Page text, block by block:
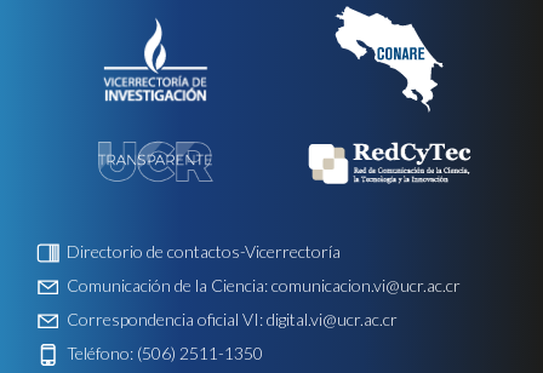
Directorio de contactos-Vicerrectoría
Comunicación de la Ciencia:comunicacion.vi@ucr.ac.cr
Correspondencia oficial VI:digital.vi@ucr.ac.cr
Teléfono: (506) 2511-1350